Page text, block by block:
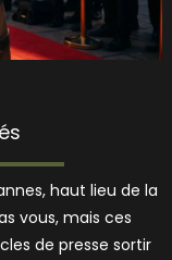
haut lieu de la
vous, mais ces
de presse sortir